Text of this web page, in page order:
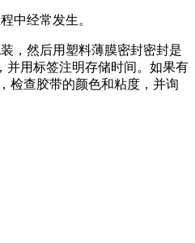
中经常发生。
，然后用塑料薄膜密封密封是
并用标签注明存储时间。如果有
检查胶带的颜色和粘度，并询